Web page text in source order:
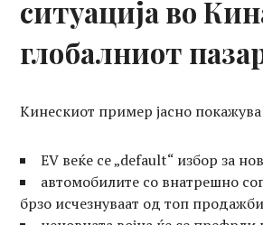
ситуација во
глобалниот
Кинескиот пример јасно
EV веќе се „default“ избор за
автомобилите со внатрешно
брзо исчезнуваат од топ